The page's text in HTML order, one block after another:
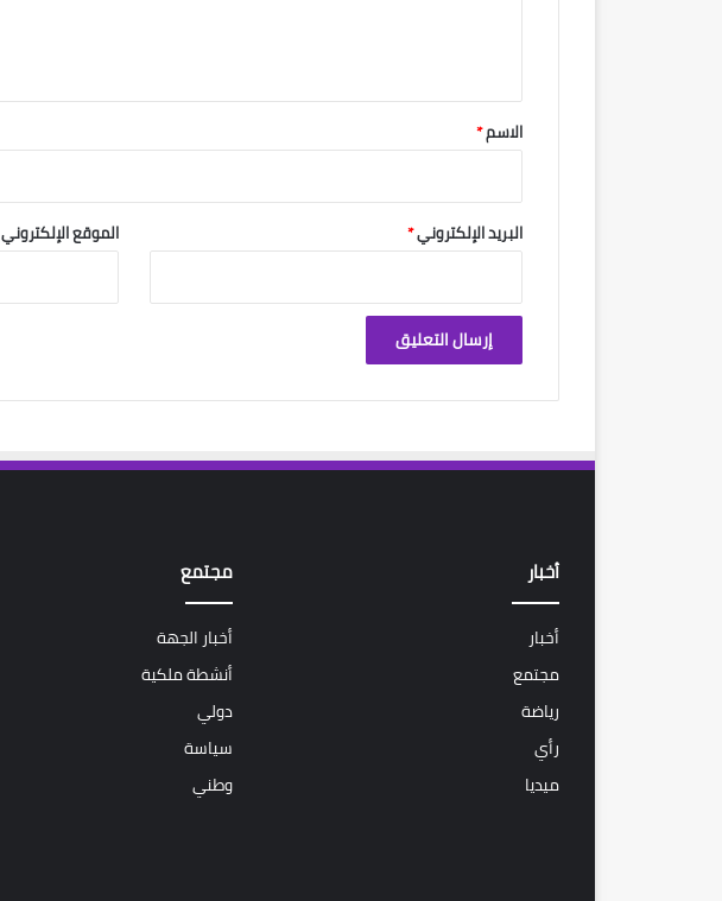
*
الاسم*
البريد الإلكتروني* الموقع الإلكتروني
أخبار
أخبار
مجتمع
رياضة
رأي
ميديا
مجتمع
أخبار الجهة
أنشطة ملكية
دولي
سياسة
وطني